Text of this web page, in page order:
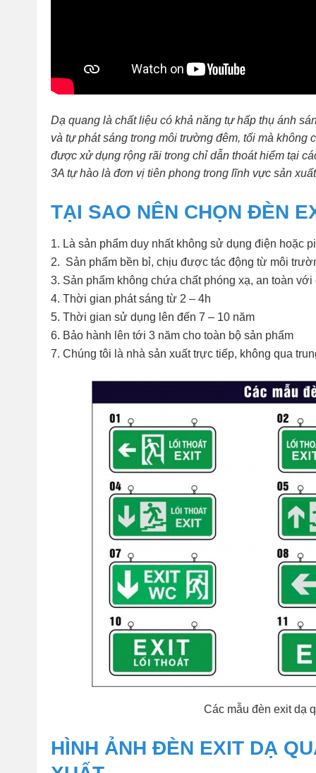
Dạ quang là chất liệu có khả năng tự hấp thụ ánh
và tự phát sáng trong môi trường đêm, tối mà
được xử dụng rộng rãi trong chỉ dẫn thoát hiểm tại
3A tự hào là đơn vị tiên phong trong lĩnh vực sản
TẠI SAO NÊN CHỌN ĐÈN
Là sản phẩm duy nhất không sử dụng điện hoặc
Sản phẩm bền bỉ, chịu được tác động từ môi
Sản phẩm không chứa chất phóng xạ, an toàn
Thời gian phát sáng từ 2 – 4h
Thời gian sử dụng lên đến 7 – 10 năm
Bảo hành lên tới 3 năm cho toàn bộ sản phẩm
Chúng tôi là nhà sản xuất trực tiếp, không qua
Các mẫu đèn exit dạ
HÌNH ẢNH ĐÈN EXIT DẠ